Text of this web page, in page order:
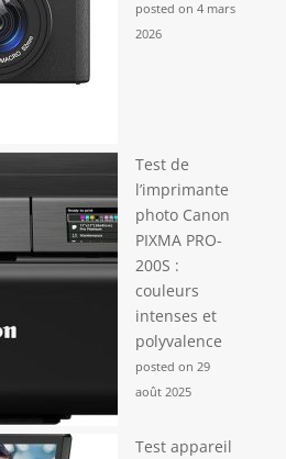
avec tous ses accessoires, c’est
les étudiants, adolescents et
de photographie.
posted on 4 mars
2026
Test de
l’imprimante
photo Canon
PIXMA PRO-
200S :
couleurs
intenses et
polyvalence
posted on 29
août 2025
Test appareil